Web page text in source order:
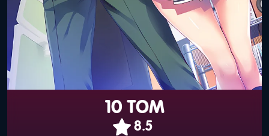
10 ТОМ
8.5